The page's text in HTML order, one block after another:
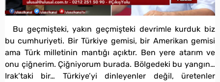
Bu geçmişteki, yakın geçmişteki devrimle kurduk biz
bu cumhuriyeti. Bir Türkiye gemisi, bir Amerikan gemisi
ama Türk milletinin mantığı açıktır. Ben yere atarım ve
onu çiğnerim. Çiğniyorum burada. Bölgedeki bu yangın…
Irak’taki bir… Türkiye’yi dinleyenler değil, üretenler